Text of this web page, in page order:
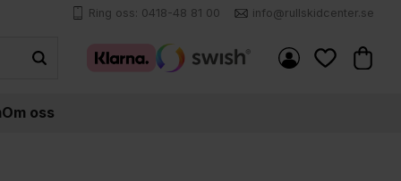
Ring oss: 0418-48 81 00 info@rullskidcenter.se
Om oss